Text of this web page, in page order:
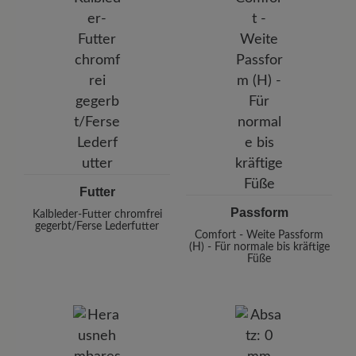
Futter
Kalbleder-Futter chromfrei
gegerbt/Ferse Lederfutter
Passform
Comfort - Weite Passform
(H) - Für normale bis kräftige
Füße